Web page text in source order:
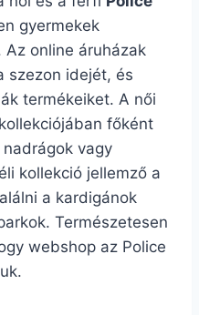
gyermekek
online áruházak
szezon idejét, és
termékeiket. A női
főként
vagy
kollekció jellemző a
a kardigánok
Természetesen
webshop az Police